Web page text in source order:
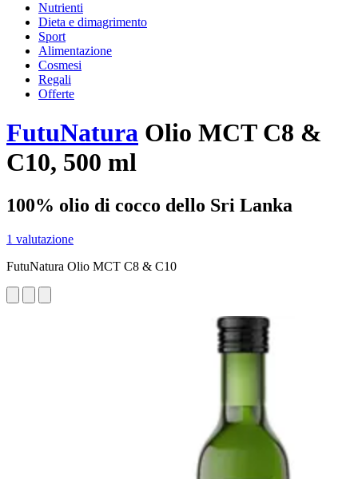
Nutrienti
Dieta e dimagrimento
Sport
Alimentazione
Cosmesi
Regali
Offerte
FutuNatura Olio MCT C8 &
C10, 500 ml
100% olio di cocco dello Sri Lanka
1 valutazione
FutuNatura Olio MCT C8 & C10